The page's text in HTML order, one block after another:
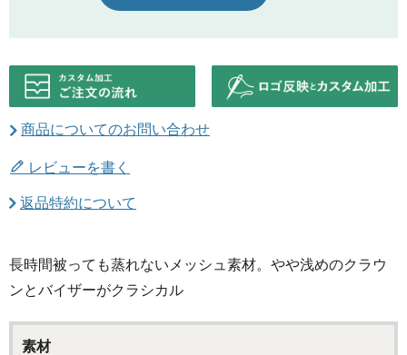
商品についてのお問い合わせ
レビューを書く
返品特約について
長時間被っても蒸れないメッシュ素材。やや浅めのクラウ
ンとバイザーがクラシカル
素材